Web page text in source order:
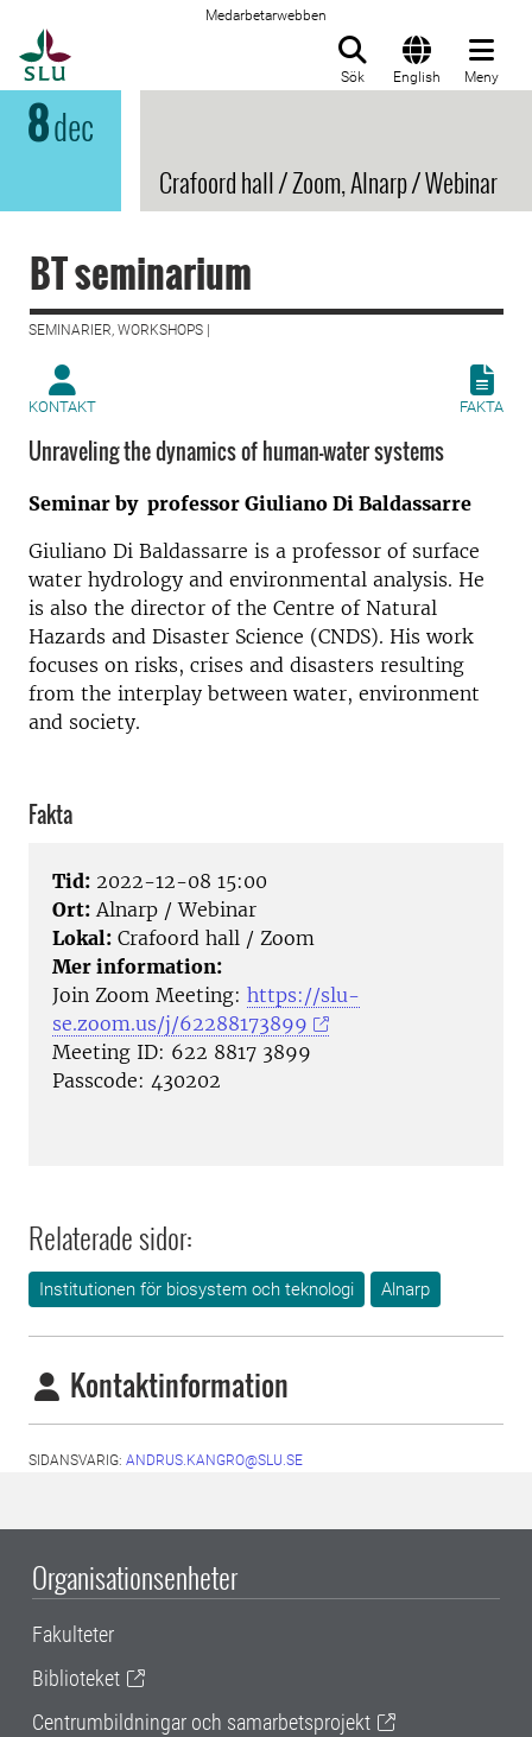
Medarbetarwebben
Sök English Meny
8dec
Crafoord hall / Zoom, Alnarp / Webinar
BT seminarium
SEMINARIER, WORKSHOPS |
KONTAKT FAKTA
Unraveling the dynamics of human-water systems
Seminar by professor Giuliano Di Baldassarre
Giuliano Di Baldassarre is a professor of surface
water hydrology and environmental analysis. He
is also the director of the Centre of Natural
Hazards and Disaster Science (CNDS). His work
focuses on risks, crises and disasters resulting
from the interplay between water, environment
and society.
Fakta
Tid: 2022-12-08 15:00
Ort: Alnarp / Webinar
Lokal: Crafoord hall / Zoom
Mer information:
Join Zoom Meeting: https://slu-
se.zoom.us/j/62288173899
Meeting ID: 622 8817 3899
Passcode: 430202
Relaterade sidor:
Institutionen för biosystem och teknologi Alnarp
Kontaktinformation
SIDANSVARIG: ANDRUS.KANGRO@SLU.SE
Organisationsenheter
Fakulteter
Biblioteket
Centrumbildningar och samarbetsprojekt